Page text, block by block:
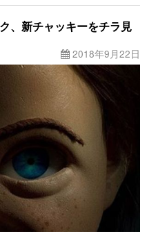
、新チャッキーをチラ見
2018年9月22日